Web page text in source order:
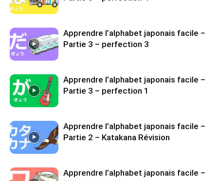
Apprendre l’alphabet japonais facile –
Partie 3 – perfection 3
Apprendre l’alphabet japonais facile –
Partie 3 – perfection 1
Apprendre l’alphabet japonais facile –
Partie 2 – Katakana Révision
Apprendre l’alphabet japonais facile –